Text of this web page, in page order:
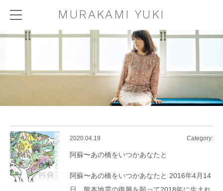
MURAKAMI YUKI
2020.04.19 Category:
阿蘇〜あの橋をいつかあなたと
阿蘇〜あの橋をいつかあなたと 2016年4月14